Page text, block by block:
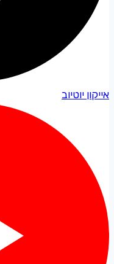
אייקון יוטיוב